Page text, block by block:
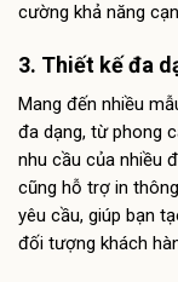
cường khả năng
3. Thiết kế đa
Mang đến nhiều
đa dạng, từ phong
nhu cầu của nhiều
cũng hỗ trợ in
yêu cầu, giúp bạn
đối tượng khách